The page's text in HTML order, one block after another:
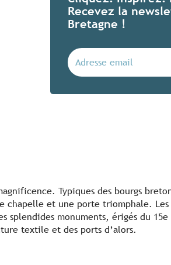
Recevez la
Bretagne !
Typiques des bourgs
chapelle et une porte triomphale. Les
splendides monuments, érigés du 15e
textile et des ports d’alors.